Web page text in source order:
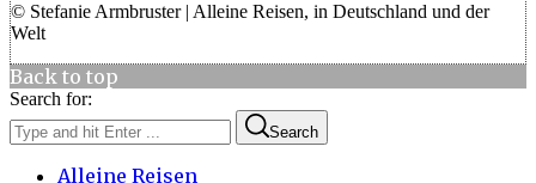
© Stefanie Armbruster | Alleine Reisen, in Deutschland und der
Welt
Back to top
Search for:
Search
Alleine Reisen